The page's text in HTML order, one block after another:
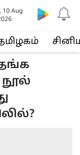
10 Aug
தங்க
நூல்